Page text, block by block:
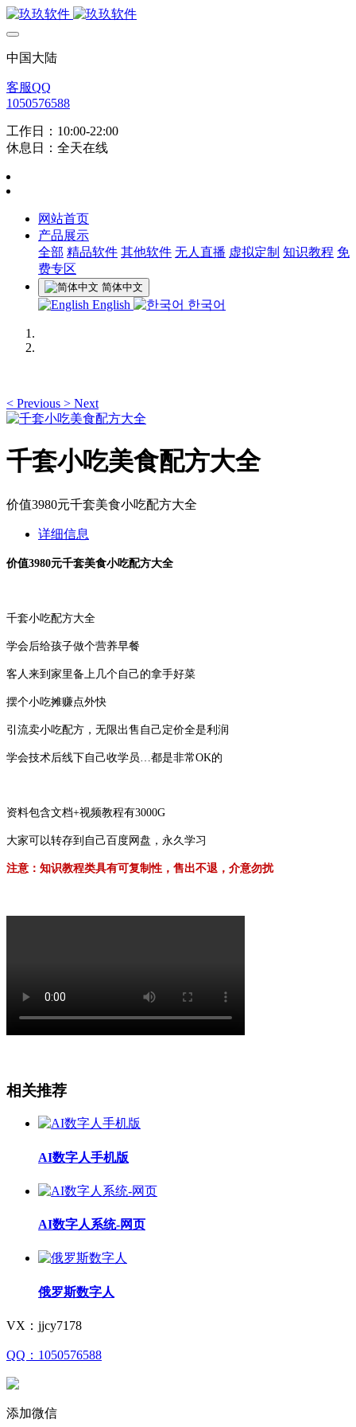
中国大陆
客服QQ
1050576588
工作日：10:00-22:00
休息日：全天在线
网站首页
产品展示
全部 精品软件 其他软件 无人直播 虚拟定制 知识教程 免
费专区
简体中文
English 한국어
< Previous > Next
千套小吃美食配方大全
价值3980元千套美食小吃配方大全
详细信息
价值3980元千套美食小吃配方大全
千套小吃配方大全
学会后给孩子做个营养早餐
客人来到家里备上几个自己的拿手好菜
摆个小吃摊赚点外快
引流卖小吃配方，无限出售自己定价全是利润
学会技术后线下自己收学员…都是非常OK的
资料包含文档+视频教程有3000G
大家可以转存到自己百度网盘，永久学习
注意：知识教程类具有可复制性，售出不退，介意勿扰
相关推荐
AI数字人手机版
AI数字人系统-网页
俄罗斯数字人
VX：jjcy7178
QQ：1050576588
添加微信